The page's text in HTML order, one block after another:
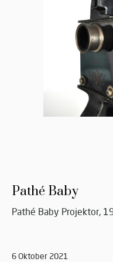
Pathé Baby
Pathé Baby Projektor,
6 Oktober 2021